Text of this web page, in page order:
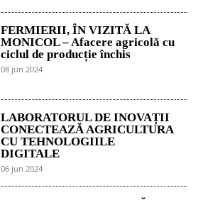
FERMIERII, ÎN VIZITĂ LA
MONICOL – Afacere agricolă cu
ciclul de producție închis
08 jun 2024
LABORATORUL DE INOVAȚII
CONECTEAZĂ AGRICULTURA
CU TEHNOLOGIILE
DIGITALE
06 jun 2024